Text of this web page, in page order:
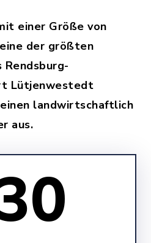
einer Größe von
der größten
Rendsburg-
Lütjenwestedt
landwirtschaftlich
aus.